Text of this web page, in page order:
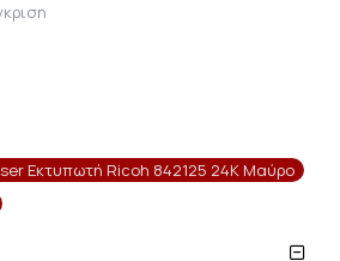
Εκτυπωτή Ricoh 842125 24K Μαύρο